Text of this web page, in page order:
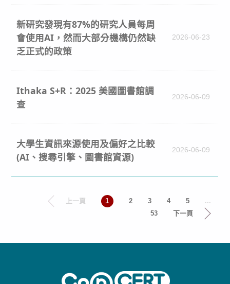
新研究發現有87%的研究人員每周
會使用AI，然而大部分機構仍然缺
乏正式的政策
2026-06-23
Ithaka S+R：2025 美國圖書館調
查
2026-06-09
大學生資訊來源使用及偏好之比較
(AI、搜尋引擎、圖書館資源)
2026-06-09
上一頁 1 2 3 4 5
...
53
下一頁